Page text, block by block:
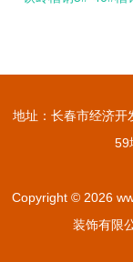
地址：长春市经济开
59
Copyright © 2026
装饰有限